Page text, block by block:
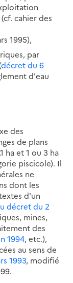
cahier des
1995),
par
décret du 6
d'eau
des
de plans
ha et 1 ou 3 ha
piscicole). Il
ne
dont les
d'un
décret du 2
mines,
des
1994, etc.),
au sens de
1993, modifié